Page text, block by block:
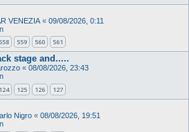
VENEZIA « 09/08/2026, 0:11
558 559 560 561
stage and.....
« 08/08/2026, 23:43
124 125 126 127
Nigro « 08/08/2026, 19:51